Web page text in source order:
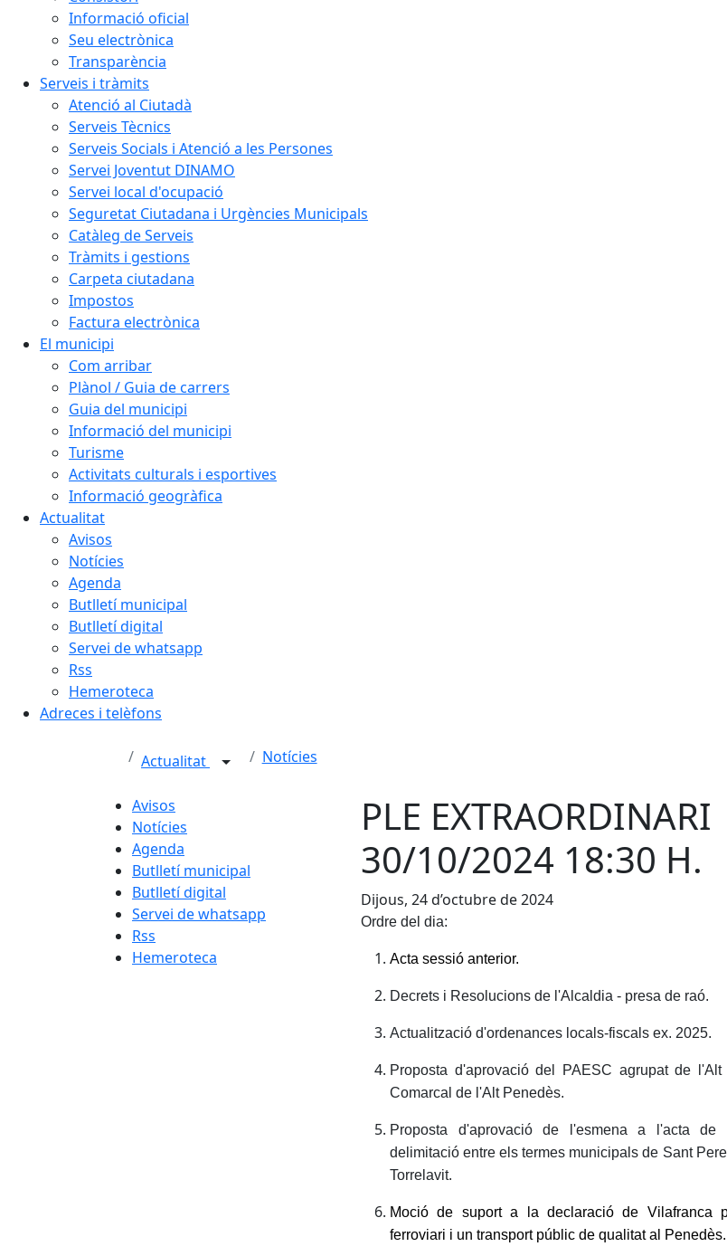
Informació oficial
Seu electrònica
Transparència
Serveis i tràmits
Atenció al Ciutadà
Serveis Tècnics
Serveis Socials i Atenció a les Persones
Servei Joventut DINAMO
Servei local d'ocupació
Seguretat Ciutadana i Urgències Municipals
Catàleg de Serveis
Tràmits i gestions
Carpeta ciutadana
Impostos
Factura electrònica
El municipi
Com arribar
Plànol / Guia de carrers
Guia del municipi
Informació del municipi
Turisme
Activitats culturals i esportives
Informació geogràfica
Actualitat
Avisos
Notícies
Agenda
Butlletí municipal
Butlletí digital
Servei de whatsapp
Rss
Hemeroteca
Adreces i telèfons
Actualitat Notícies
Avisos
Notícies
Agenda
Butlletí municipal
Butlletí digital
Servei de whatsapp
Rss
Hemeroteca
PLE EXTRAORDINARI
30/10/2024 18:30 H.
Dijous, 24 d’octubre de 2024
Ordre del dia:
Acta sessió anterior.
Decrets i Resolucions de l'Alcaldia - presa de raó.
Actualització d'ordenances locals-fiscals ex. 2025.
Proposta d'aprovació del PAESC agrupat de l'Alt
Comarcal de l'Alt Penedès.
Proposta d'aprovació de l'esmena a l'acta de
delimitació entre els termes municipals de Sant
Torrelavit.
Moció de suport a la declaració de Vilafranca
ferroviari i un transport públic de qualitat al Penedès.